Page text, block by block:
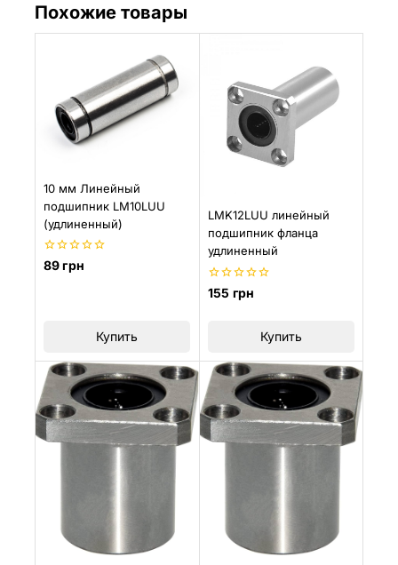
Похожие товары
10 мм Линейный
подшипник LM10LUU
(удлиненный)
0
89грн
Купить
LMK12LUU линейный
подшипник фланца
удлиненный
0
155 грн
Купить